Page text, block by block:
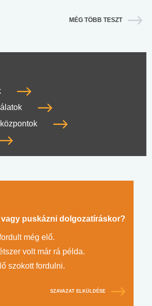
MÉG TÖBB TESZT
puskázni dolgozatíráskor?
még elő.
volt már rá példa.
szokott fordulni.
SZAVAZAT ELKÜLDÉSE